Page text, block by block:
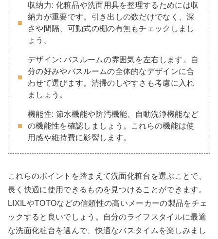
収納力: 化粧品や洗面用具を整理するためには収
納力が重要です。引き出しの数だけでなく、深
さや間隔、可動式の棚の有無もチェックしまし
ょう。
デザイン: バスルームの雰囲気を左右します。自
分の好みやバスルームの全体的なデザインに合
わせて選びます。清掃のしやすさも考慮に入れ
ましょう。
機能性: 節水機能や防汚機能、自動洗浄機能など
の機能性を確認しましょう。これらの機能は使
用感や維持費に影響します。
これらのポイントを踏まえて洗面化粧台を選ぶことで、
長く快適に使用できるものを見つけることができます。
LIXILやTOTOなどの信頼性の高いメーカーの製品をチェ
ックすると良いでしょう。自分のライフスタイルに最適
な洗面化粧台を選んで、快適なバスタイムを楽しみまし